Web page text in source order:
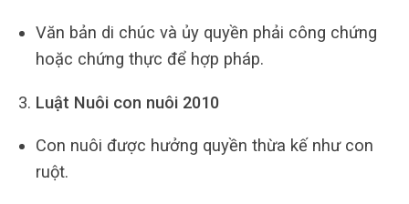
Văn bản di chúc và ủy quyền phải công chứng
hoặc chứng thực để hợp pháp.
Luật Nuôi con nuôi 2010
Con nuôi được hưởng quyền thừa kế như con
ruột.